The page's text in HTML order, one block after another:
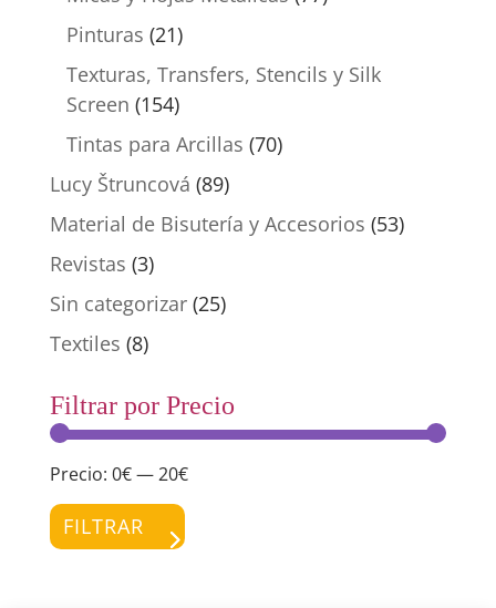
Pinturas (21)
Texturas, Transfers, Stencils y Silk
Screen (154)
Tintas para Arcillas (70)
Lucy Štruncová (89)
Material de Bisutería y Accesorios (53)
Revistas (3)
Sin categorizar (25)
Textiles (8)
Filtrar por Precio
FILTRAR
Precio: 0€—20€